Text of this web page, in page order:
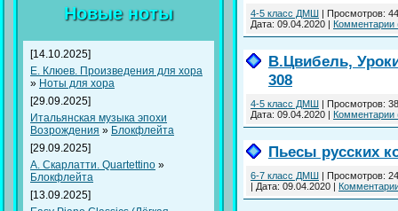
Новые ноты
[14.10.2025]
Е. Клюев. Произведения для хора
» Ноты для хора
[29.09.2025]
Итальянская музыка эпохи
Возрождения » Блокфлейта
[29.09.2025]
A. Скарлатти. Quartettino »
Блокфлейта
[13.09.2025]
4-5 класс ДМШ Просмотров:
Дата: 09.04.2020 Комментарии
В.Цвибель,
308
4-5 класс ДМШ Просмотров:
Дата: 09.04.2020 Комментарии
Пьесы русских
6-7 класс ДМШ Просмотров:
Дата: 09.04.2020